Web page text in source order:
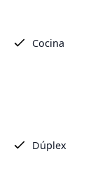
Cocina
Dúplex